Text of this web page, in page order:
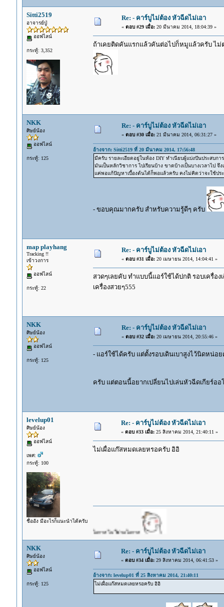
Sitti2519
อาจารย์ปู่
ออฟไลน์
กระทู้: 3,352
Re: - คาร์บูไม่ต้อง หัวฉีดไม่เอา
« ตอบ #29 เมื่อ:20 มีนาคม 2014, 18:04:39 »
ถ้าเคยติดคันแรกแล้วคันต่อไปก็หมูแล้วครับ ไ
NKK
ศิษย์น้อง
ออฟไลน์
กระทู้: 125
Re: - คาร์บูไม่ต้อง หัวฉีดไม่เอา
« ตอบ #30 เมื่อ:21 มีนาคม 2014, 06:31:27 »
อ้างจาก: Sitti2519 ที่ 20 มีนาคม 2014, 17:56:48
มีครับ รายละเอียดอยู่ในห้อง DIY ทำเนียบผู้แบ่งปันประสบ
มันเป็นหลักวิชาการ ไปเรียนบ้าง ขาดบ้างเป็นบางเวลาไป
แค่พอแก้ปัญหาเบื้องต้นได้ก็พอแล้วครับ คงไม่คิดว่าจะใช้ปร
- ขอบคุณมากครับ สำหรับความรู้ดีๆ ครับ
map playhang
Tracking !!
เข้าวงการ
ออฟไลน์
กระทู้: 22
Re: - คาร์บูไม่ต้อง หัวฉีดไม่เอา
« ตอบ #31 เมื่อ:20 เมษายน 2014, 14:04:41 »
สวดๆเลยคับ ทำแบบนี้แอร์ใช้ได้ปกติ รอบเครื่อ
เครื่องสวยๆ555
NKK
ศิษย์น้อง
ออฟไลน์
กระทู้: 125
Re: - คาร์บูไม่ต้อง หัวฉีดไม่เอา
« ตอบ #32 เมื่อ:20 เมษายน 2014, 20:55:46 »
- แอร์ใช้ได้ครับ แต่ตั้งรอบเดินเบาสูงไว้นิดหน่
ครับ แต่ตอนนี้อยากเปลี่ยนไปเล่นหัวฉีดเกียร์อ
levelup01
ศิษย์น้อง
ออฟไลน์
เพศ:
กระทู้: 100
ชื่ออัง มีอะไรก็แนะนำได้ครับ
Re: - คาร์บูไม่ต้อง หัวฉีดไม่เอา
« ตอบ #33 เมื่อ:25 สิงหาคม 2014, 21:40:11 »
ไม่เผื่อแก๊สหมดเลยหรอครับ อิอิ
NKK
ศิษย์น้อง
ออฟไลน์
กระทู้: 125
Re: - คาร์บูไม่ต้อง หัวฉีดไม่เอา
« ตอบ #34 เมื่อ:29 สิงหาคม 2014, 06:41:53 »
อ้างจาก: levelup01 ที่ 25 สิงหาคม 2014, 21:40:11
ไม่เผื่อแก๊สหมดเลยหรอครับ อิอิ